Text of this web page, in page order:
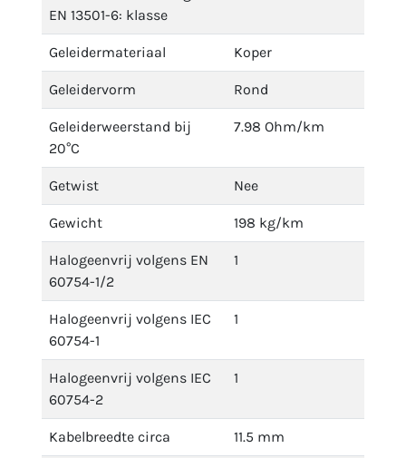
EN 13501-6: klasse
Geleidermateriaal Koper
Geleidervorm Rond
Geleiderweerstand bij
20°C
7.98 Ohm/km
Getwist Nee
Gewicht 198 kg/km
Halogeenvrij volgens EN
60754-1/2
1
Halogeenvrij volgens IEC
60754-1
1
Halogeenvrij volgens IEC
60754-2
1
Kabelbreedte circa 11.5 mm